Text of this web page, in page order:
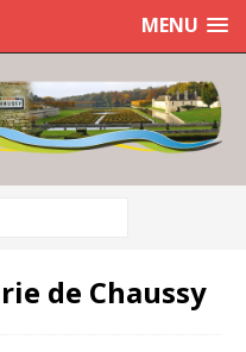
MENU
de Chaussy